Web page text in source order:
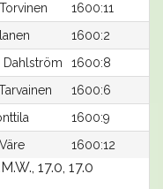
1600:11
1600:2
Dahlström 1600:8
1600:6
1600:9
1600:12
17.0, 17.0